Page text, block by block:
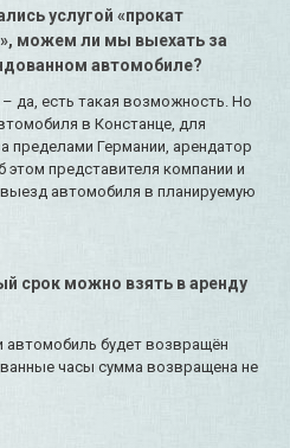
услугой «прокат
можем ли мы выехать за
автомобиле?
да, есть такая возможность. Но
в Констанце, для
пределами Германии, арендатор
представителя компании и
выезд автомобиля в планируемую
срок можно взять в аренду
автомобиль будет возвращён
часы сумма возвращена не